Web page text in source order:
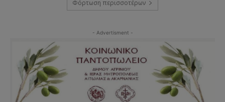
Φόρτωση περισσοτέρων
- Advertisment -